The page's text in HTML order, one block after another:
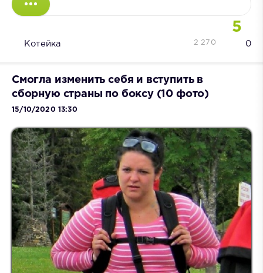
5
Котейка 0
2 270
Смогла изменить себя и вступить в
сборную страны по боксу (10 фото)
15/10/2020 13:30